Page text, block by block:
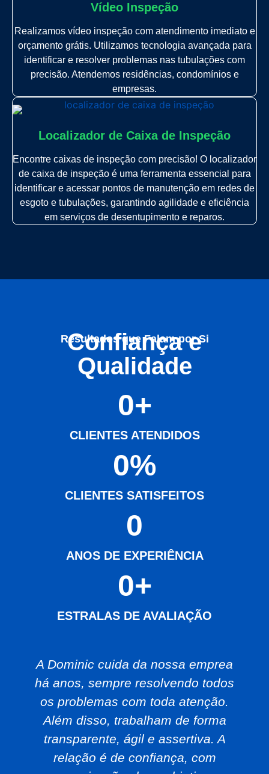
Vídeo Inspeção
Realizamos vídeo inspeção com atendimento imediato e
orçamento grátis. Utilizamos tecnologia avançada para
identificar e resolver problemas nas tubulações com
precisão. Atendemos residências, condomínios e
empresas.
Localizador de Caixa de Inspeção
Encontre caixas de inspeção com precisão! O localizador
de caixa de inspeção é uma ferramenta essencial para
identificar e acessar pontos de manutenção em redes de
esgoto e tubulações, garantindo agilidade e eficiência
em serviços de desentupimento e reparos.
Resultados que Falam por Si
Confiança e
Qualidade
CLIENTES ATENDIDOS
0+
CLIENTES SATISFEITOS
0%
ANOS DE EXPERIÊNCIA
0
ESTRALAS DE AVALIAÇÃO
0+
A Dominic cuida da nossa emprea
há anos, sempre resolvendo todos
os problemas com toda atenção.
Além disso, trabalham de forma
transparente, ágil e assertiva. A
relação é de confiança, com